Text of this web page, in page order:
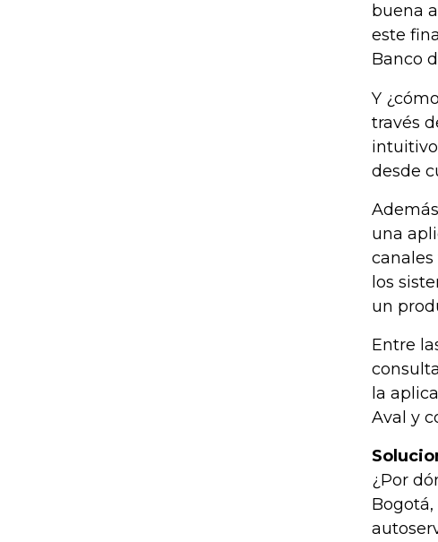
buena
este
Banco
Y
través
desde
una
los
un
Entre
la
Aval y
¿Por